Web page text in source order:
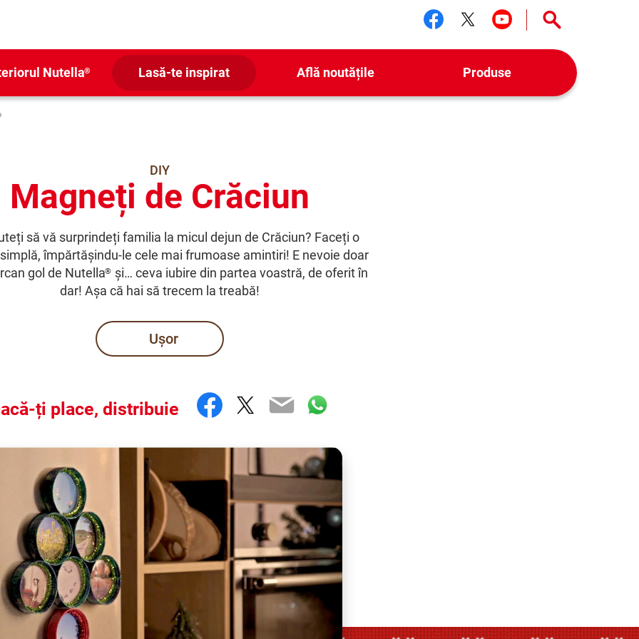
Urmărește-ne facebook
Urmărește-ne twitter
Urmărește-ne
Nutella® Lasă-te inspirat Află noutățile Produse
DIY
Magneți de Crăciun
să vă surprindeți familia la micul dejun de Crăciun? Faceți o
împărtășindu-le cele mai frumoase amintiri! E nevoie doar
gol de Nutella® și… ceva iubire din partea voastră, de oferit în
dar! Așa că hai să trecem la treabă!
Ușor
ți place, distribuie Facebook
Twitter
EmailWhatsApp